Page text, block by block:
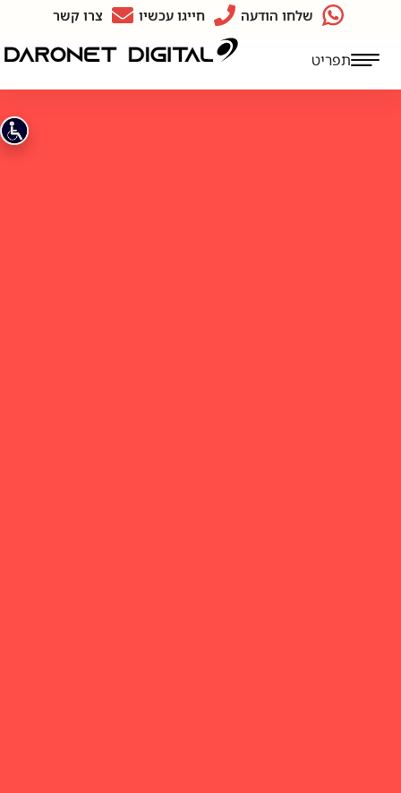
תפריט
שלחו הודעה חייגו עכשיו צרו קשר